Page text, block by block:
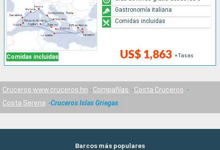
Comidas incluidas US$ 1,863 +Tasas
Gastronomía italiana
Comidas incluidas
Cruceros www.cruceros.hn Compañías
Costa Cruceros
Costa Serena
Cruceros Islas Griegas
Barcos más populares